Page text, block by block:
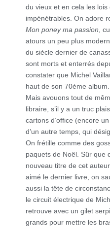
du vieux et en cela les
impénétrables. On adore
Mon poney ma passion ,
atours un peu plus
du siècle dernier de
sont morts et enterrés
constater que Michel
haut de son 70ème album.
Mais avouons tout de
libraire, s’il y a un truc
cartons d’office (encore
d’un autre temps, qui
On frétille comme des
paquets de Noël. Sûr que
nouveau titre de cet
aimé le dernier livre, on
aussi la tête de
le circuit électrique de
retrouve avec un gilet
grands pour mettre les